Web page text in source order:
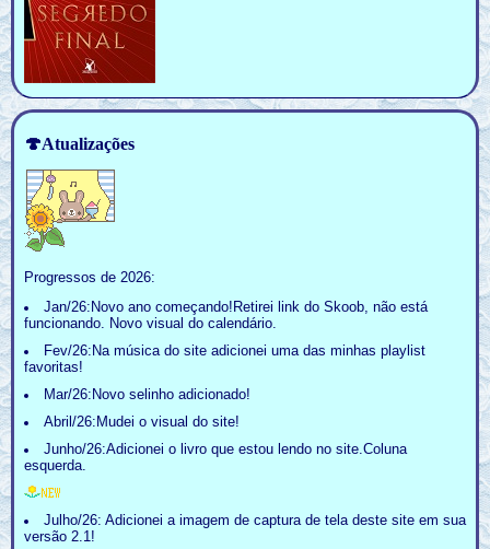
🍄Atualizações
Progressos de 2026:
Jan/26:Novo ano começando!Retirei link do Skoob, não está
funcionando. Novo visual do calendário.
Fev/26:Na música do site adicionei uma das minhas playlist
favoritas!
Mar/26:Novo selinho adicionado!
Abril/26:Mudei o visual do site!
Junho/26:Adicionei o livro que estou lendo no site.Coluna
esquerda.
Julho/26: Adicionei a imagem de captura de tela deste site em sua
versão 2.1!